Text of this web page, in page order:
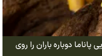
پاناما دوباره باران را روی